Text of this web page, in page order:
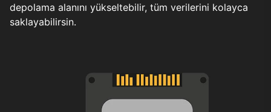
depolama alanını yükseltebilir, tüm verilerini kolayca
saklayabilirsin.